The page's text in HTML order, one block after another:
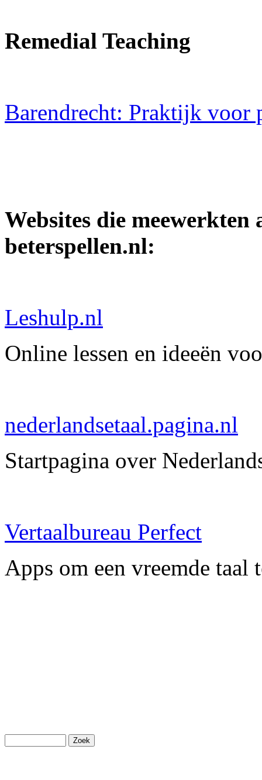
Remedial Teaching
Barendrecht: Praktijk voor
Websites die meewerkten
beterspellen.nl:
Leshulp.nl
Online lessen en ideeën
nederlandsetaal.pagina.nl
Startpagina over
Vertaalbureau Perfect
Apps om een vreemde taal